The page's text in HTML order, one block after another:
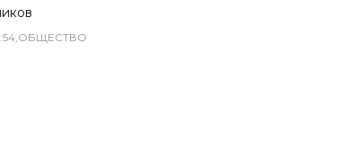
:54,ОБЩЕСТВО